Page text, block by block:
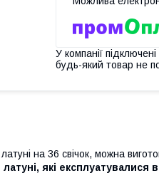
У компанії
будь-який товар не
на 36 свічок, можна
які експлуатувалися